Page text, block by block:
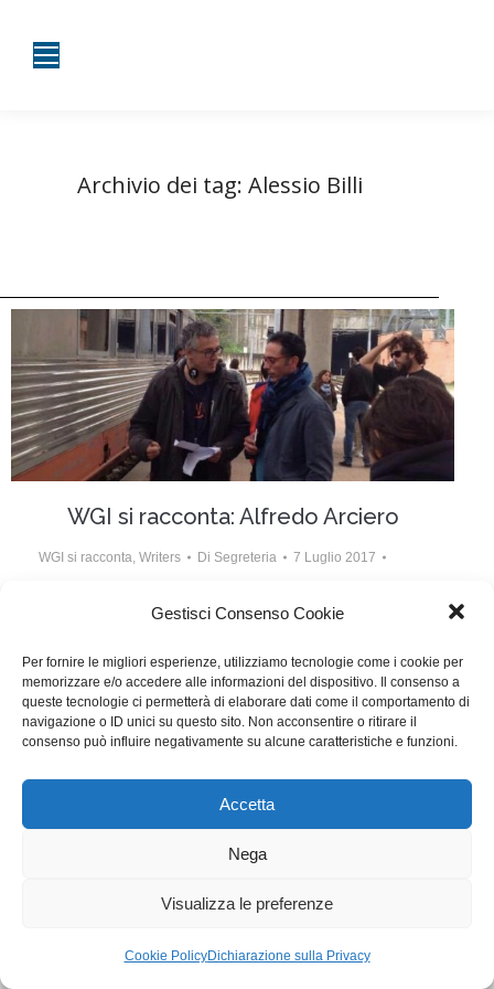
Gestisci Consenso Cookie
Per fornire le migliori esperienze, utilizziamo tecnologie come i cookie per
memorizzare e/o accedere alle informazioni del dispositivo. Il consenso a
queste tecnologie ci permetterà di elaborare dati come il comportamento di
navigazione o ID unici su questo sito. Non acconsentire o ritirare il
consenso può influire negativamente su alcune caratteristiche e funzioni.
Accetta
Nega
Visualizza le preferenze
Cookie PolicyDichiarazione sulla Privacy
Archivio dei tag: Alessio Billi
WGI si racconta: Alfredo Arciero
WGI si racconta, Writers Di Segreteria 7 Luglio 2017
film Il viaggio, in programmazione nella rassegna
L’isola del cinema
+39 347 2461036
segreteria@writersguilditalia.it
WGItalia
Cookie & Privacy Policy